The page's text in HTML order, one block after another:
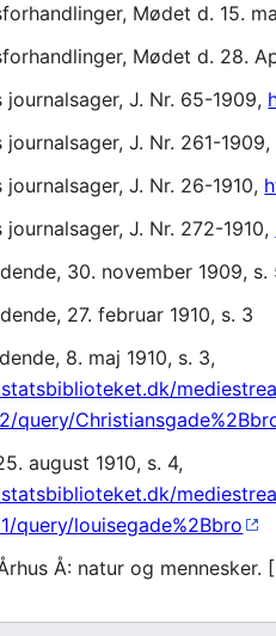
Mødet d. 15.
Mødet d. 28.
journalsager, J. Nr. 65-1909,
journalsager, J. Nr. 261-1909,
journalsager, J. Nr. 26-1910,
journalsager, J. Nr. 272-1910,
30. november 1909, s.
27. februar 1910, s. 3
8. maj 1910, s. 3,
query/
august 1910, s. 4,
query/louisegade%2Bbro
Å: natur og